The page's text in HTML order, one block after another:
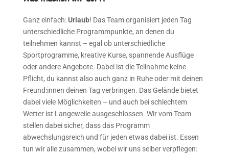
Ganz einfach:Urlaub! Das Team organisiert jeden Tag
unterschiedliche Programmpunkte, an denen du
teilnehmen kannst – egal ob unterschiedliche
Sportprogramme, kreative Kurse, spannende Ausflüge
oder andere Angebote. Dabei ist die Teilnahme keine
Pflicht, du kannst also auch ganz in Ruhe oder mit deinen
Freund:innen deinen Tag verbringen. Das Gelände bietet
dabei viele Möglichkeiten – und auch bei schlechtem
Wetter ist Langeweile ausgeschlossen. Wir vom Team
stellen dabei sicher, dass das Programm
abwechslungsreich und für jeden etwas dabei ist. Essen
tun wir alle zusammen, wobei wir uns selber verpflegen: